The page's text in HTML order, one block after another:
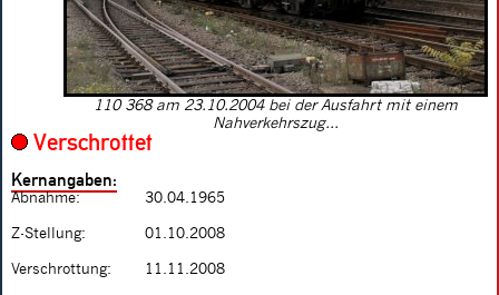
110 368 am 23.10.2004 bei der Ausfahrt mit einem
Nahverkehrszug...
Verschrottet
Kernangaben:
Abnahme: 30.04.1965
Z-Stellung: 01.10.2008
Verschrottung: 11.11.2008